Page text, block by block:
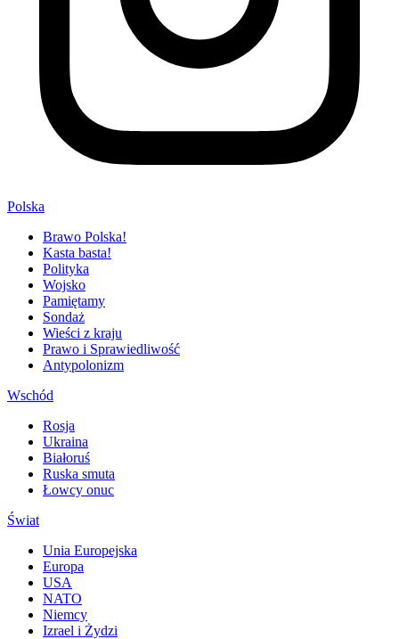
Polska
Brawo Polska!
Kasta basta!
Polityka
Wojsko
Pamiętamy
Sondaż
Wieści z kraju
Prawo i Sprawiedliwość
Antypolonizm
Wschód
Rosja
Ukraina
Białoruś
Ruska smuta
Łowcy onuc
Świat
Unia Europejska
Europa
USA
NATO
Niemcy
Izrael i Żydzi